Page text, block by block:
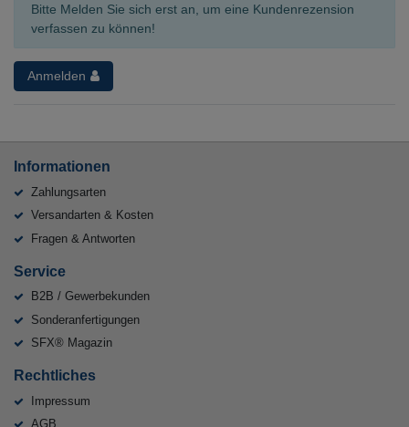
Bitte Melden Sie sich erst an, um eine Kundenrezension
verfassen zu können!
Anmelden
Informationen
Zahlungsarten
Versandarten & Kosten
Fragen & Antworten
Service
B2B / Gewerbekunden
Sonderanfertigungen
SFX® Magazin
Rechtliches
Impressum
AGB